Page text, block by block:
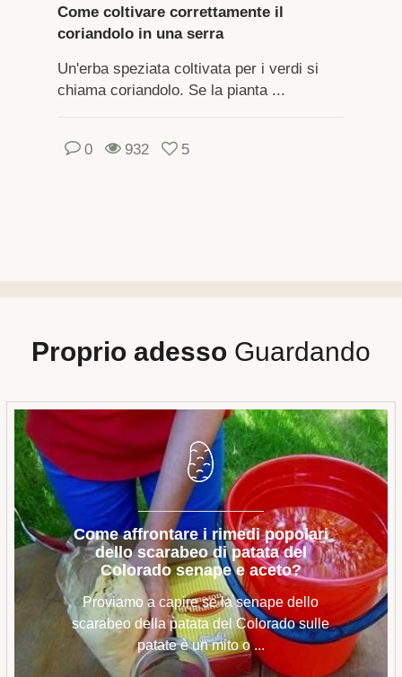
Come coltivare correttamente il
coriandolo in una serra
Un'erba speziata coltivata per i verdi si
chiama coriandolo. Se la pianta ...
0 932 5
Proprio adessoGuardando
Come affrontare i rimedi popolari
dello scarabeo di patata del
Colorado senape e aceto?
Proviamo a capire se la senape dello
scarabeo della patata del Colorado sulle
patate è un mito o ...